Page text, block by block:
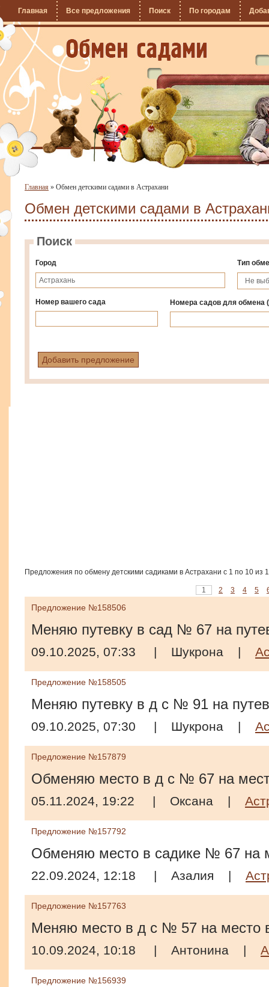
Главная Все предложения Поиск По городам
Главная » Обмен детскими садами в Астрахани
Обмен детскими садами в
Поиск
Город Тип
Номер вашего сада Номера садов для обмена(
Добавить предложение
Предложения по обмену детскими садиками в Астрахани с 1 по 10 из
1 2 3 4 5
Предложение №158506
Меняю путевку в сад № 67 на
09.10.2025, 07:33 | Шукрона |
Предложение №158505
Меняю путевку в д с № 91 на
09.10.2025, 07:30 | Шукрона |
Предложение №157879
Обменяю место в д с № 67 на
05.11.2024, 19:22 | Оксана |
Предложение №157792
Обменяю место в садике № 67 на
22.09.2024, 12:18 | Азалия |
Предложение №157763
Меняю место в д с № 57 на место
10.09.2024, 10:18 | Антонина |
Предложение №156939